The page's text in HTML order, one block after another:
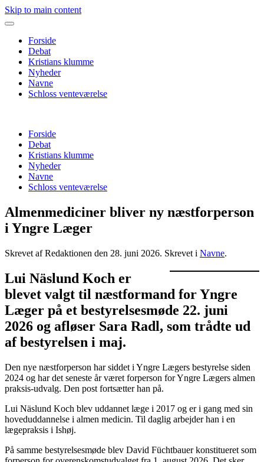
Skip to main content
Forside
Debat
Kristians klumme
Nyheder
Navne
Schloss venteværelse
Forside
Debat
Kristians klumme
Nyheder
Navne
Schloss venteværelse
Almenmediciner bliver ny næstforperson
i Yngre Læger
Skrevet af Redaktionen den 28. juni 2026. Skrevet i Navne.
Lui Näslund Koch er
blevet valgt til næstformand for Yngre
Læger på et bestyrelsesmøde 22. juni
2026 og afløser Sara Radl, som trådte ud
af bestyrelsen i maj.
Den nye næstforperson har siddet i Yngre Lægers bestyrelse siden
2024 og har det seneste år været forperson for Yngre Lægers almen
praksis-udvalg. Den post fortsætter han på.
Lui Näslund Koch blev uddannet læge i 2017 og er i gang med sin
hoveduddannelse i almen medicin. Til daglig arbejder han i en
lægepraksis i Ishøj.
På samme bestyrelsesmøde blev David Füchtbauer konstitueret som